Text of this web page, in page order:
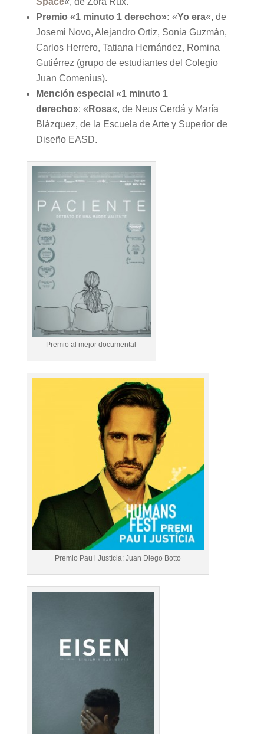
Premio «1 minuto 1 derecho»: «Yo era«, de
Josemi Novo, Alejandro Ortiz, Sonia Guzmán,
Carlos Herrero, Tatiana Hernández, Romina
Gutiérrez (grupo de estudiantes del Colegio
Juan Comenius).
Mención especial «1 minuto 1
derecho»: « Rosa«, de Neus Cerdá y María
Blázquez, de la Escuela de Arte y Superior de
Diseño EASD.
Premio al mejor documental
Premio Pau i Justícia: Juan Diego Botto